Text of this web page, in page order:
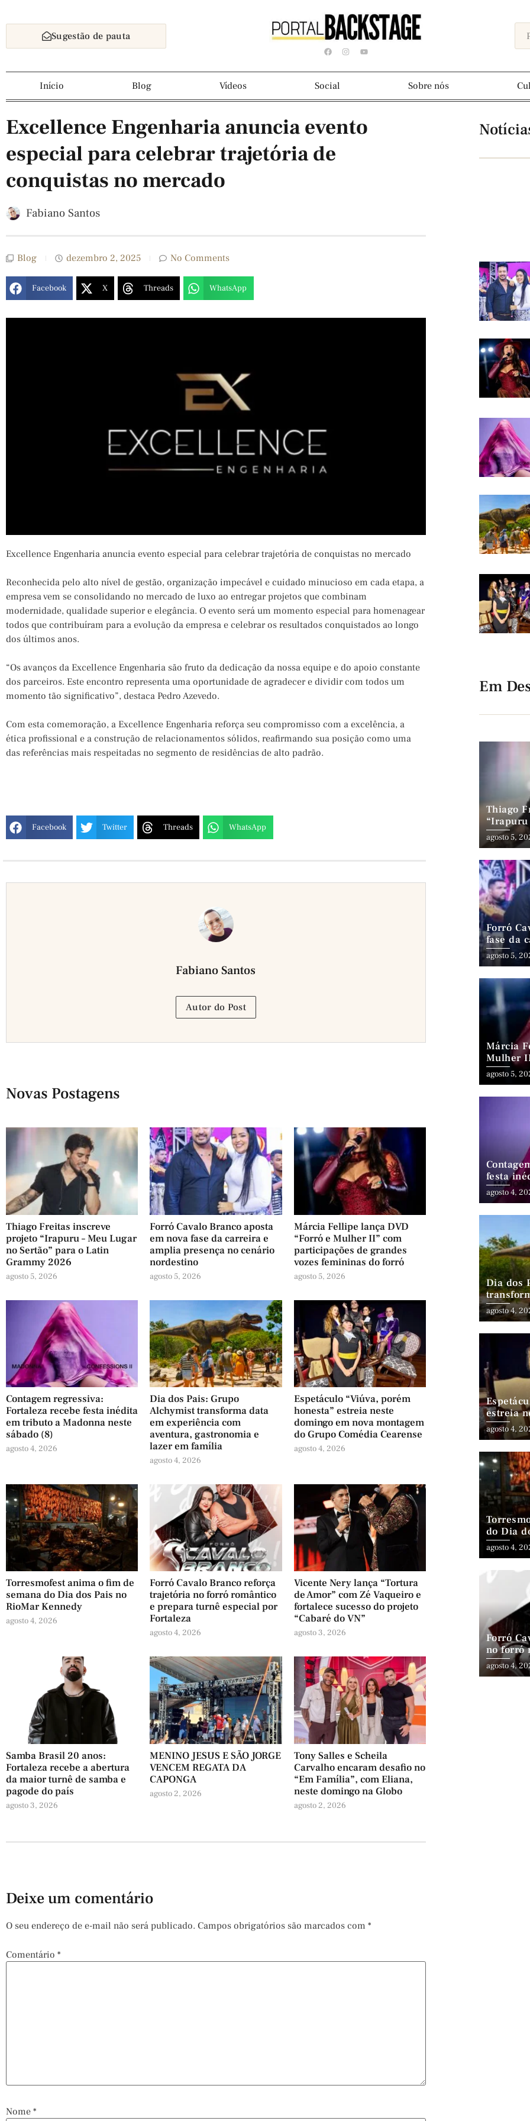
Sugestão de pauta
Início Blog Vídeos Social Sobre nós
Excellence Engenharia anuncia evento
especial para celebrar trajetória de
conquistas no mercado
Fabiano Santos
Blog dezembro 2, 2025 No Comments
Facebook X Threads WhatsApp
Excellence Engenharia anuncia evento especial para celebrar trajetória de conquistas no mercado
Reconhecida pelo alto nível de gestão, organização impecável e cuidado minucioso em cada etapa, a
empresa vem se consolidando no mercado de luxo ao entregar projetos que combinam
modernidade, qualidade superior e elegância. O evento será um momento especial para homenagear
todos que contribuíram para a evolução da empresa e celebrar os resultados conquistados ao longo
dos últimos anos.
“Os avanços da Excellence Engenharia são fruto da dedicação da nossa equipe e do apoio constante
dos parceiros. Este encontro representa uma oportunidade de agradecer e dividir com todos um
momento tão significativo”, destaca Pedro Azevedo.
Com esta comemoração, a Excellence Engenharia reforça seu compromisso com a excelência, a
ética profissional e a construção de relacionamentos sólidos, reafirmando sua posição como uma
das referências mais respeitadas no segmento de residências de alto padrão.
Facebook Twitter Threads WhatsApp
Fabiano Santos
Autor do Post
Novas Postagens
Thiago Freitas inscreve
projeto “Irapuru – Meu Lugar
no Sertão” para o Latin
Grammy 2026
agosto 5, 2026
Forró Cavalo Branco aposta
em nova fase da carreira e
amplia presença no cenário
nordestino
agosto 5, 2026
Márcia Fellipe lança DVD
“Forró e Mulher II” com
participações de grandes
vozes femininas do forró
agosto 5, 2026
Contagem regressiva:
Fortaleza recebe festa inédita
em tributo a Madonna neste
sábado (8)
agosto 4, 2026
Dia dos Pais: Grupo
Alchymist transforma data
em experiência com
aventura, gastronomia e
lazer em família
agosto 4, 2026
Espetáculo “Viúva, porém
honesta” estreia neste
domingo em nova montagem
do Grupo Comédia Cearense
agosto 4, 2026
Torresmofest anima o fim de
semana do Dia dos Pais no
RioMar Kennedy
agosto 4, 2026
Forró Cavalo Branco reforça
trajetória no forró romântico
e prepara turnê especial por
Fortaleza
agosto 4, 2026
Vicente Nery lança “Tortura
de Amor” com Zé Vaqueiro e
fortalece sucesso do projeto
“Cabaré do VN”
agosto 3, 2026
Samba Brasil 20 anos:
Fortaleza recebe a abertura
da maior turnê de samba e
pagode do país
agosto 3, 2026
MENINO JESUS E SÃO JORGE
VENCEM REGATA DA
CAPONGA
agosto 2, 2026
Tony Salles e Scheila
Carvalho encaram desafio no
“Em Família”, com Eliana,
neste domingo na Globo
agosto 2, 2026
Deixe um comentário
O seu endereço de e-mail não será publicado. Campos obrigatórios são marcados com *
Comentário *
Nome *
Em
Thiago
“Irapuru
Latin
agosto 5,
Forró
fase da
cenário
agosto 5,
Márcia
Mulher
grandes
agosto 5,
festa
neste
agosto 4,
Dia dos
família
agosto 4,
estreia
agosto 4,
do Dia
agosto 4,
Forró
no forró
especial
agosto 4,